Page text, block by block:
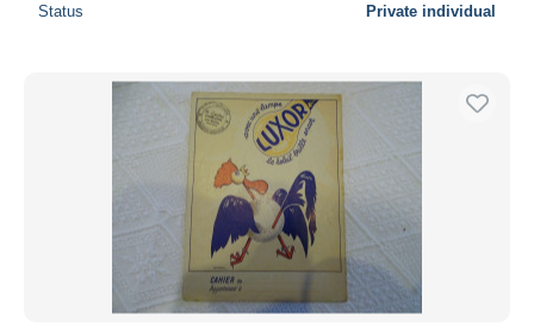
Status Private individual